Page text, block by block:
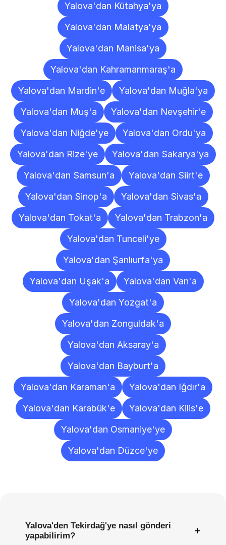
Yalova'dan Kütahya'ya
Yalova'dan Malatya'ya
Yalova'dan Manisa'ya
Yalova'dan Kahramanmaraş'a
Yalova'dan Mardin'e
Yalova'dan Muğla'ya
Yalova'dan Muş'a
Yalova'dan Nevşehir'e
Yalova'dan Niğde'ye
Yalova'dan Ordu'ya
Yalova'dan Rize'ye
Yalova'dan Sakarya'ya
Yalova'dan Samsun'a
Yalova'dan Siirt'e
Yalova'dan Sinop'a
Yalova'dan Sivas'a
Yalova'dan Tokat'a
Yalova'dan Trabzon'a
Yalova'dan Tunceli'ye
Yalova'dan Şanlıurfa'ya
Yalova'dan Uşak'a
Yalova'dan Van'a
Yalova'dan Yozgat'a
Yalova'dan Zonguldak'a
Yalova'dan Aksaray'a
Yalova'dan Bayburt'a
Yalova'dan Karaman'a
Yalova'dan Iğdır'a
Yalova'dan Karabük'e
Yalova'dan Kilis'e
Yalova'dan Osmaniye'ye
Yalova'dan Düzce'ye
Yalova'den Tekirdağ'ye nasıl gönderi
yapabilirim?
+